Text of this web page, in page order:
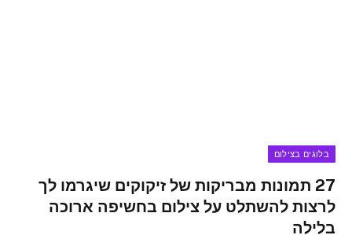
בלוגים בצילום
27 תמונות מבריקות של זיקוקים שיגרמו לך
לרצות להשתלט על צילום בחשיפה ארוכה
בלילה